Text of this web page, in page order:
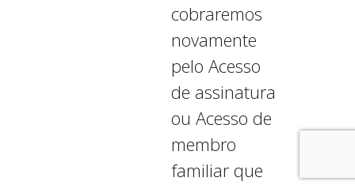
cobraremos
novamente
pelo Acesso
de assinatura
ou Acesso de
membro
familiar que